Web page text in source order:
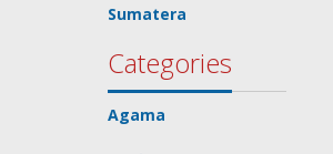
Sumatera
Categories
Agama